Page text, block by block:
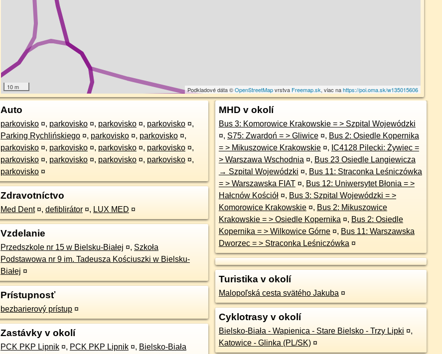
10 m Podkladové dáta ©OpenStreetMapvrstva Freemap.sk, viac nahttps://poi.oma.sk/w135015606
Auto
parkovisko ¤, parkovisko ¤, parkovisko ¤, parkovisko ¤,
Parking Rychlińskiego ¤, parkovisko ¤, parkovisko ¤,
parkovisko ¤, parkovisko ¤, parkovisko ¤, parkovisko ¤,
parkovisko ¤, parkovisko ¤, parkovisko ¤, parkovisko ¤,
parkovisko ¤
Zdravotníctvo
Med Dent ¤, defiblirátor ¤, LUX MED ¤
Vzdelanie
Przedszkole nr 15 w Bielsku-Białej ¤, Szkoła
Podstawowa nr 9 im. Tadeusza Kościuszki w Bielsku-
Białej ¤
Prístupnosť
bezbarierový prístup ¤
Zastávky v okolí
PCK PKP Lipnik ¤, PCK PKP Lipnik ¤, Bielsko-Biała
MHD v okolí
Bus 3: Komorowice Krakowskie = > Szpital Wojewódzki
¤, S75: Zwardoń = > Gliwice ¤, Bus 2: Osiedle Kopernika
= > Mikuszowice Krakowskie ¤, IC4128 Pilecki: Żywiec =
> Warszawa Wschodnia ¤, Bus 23 Osiedle Langiewicza
→ Szpital Wojewódzki ¤, Bus 11: Straconka Leśniczówka
= > Warszawska FIAT ¤, Bus 12: Uniwersytet Błonia = >
Hałcnów Kościół ¤, Bus 3: Szpital Wojewódzki = >
Komorowice Krakowskie ¤, Bus 2: Mikuszowice
Krakowskie = > Osiedle Kopernika ¤, Bus 2: Osiedle
Kopernika = > Wilkowice Górne ¤, Bus 11: Warszawska
Dworzec = > Straconka Leśniczówka ¤
Turistika v okolí
Malopoľská cesta svätého Jakuba ¤
Cyklotrasy v okolí
Bielsko-Biała - Wapienica - Stare Bielsko - Trzy Lipki ¤,
Katowice - Glinka (PL/SK) ¤